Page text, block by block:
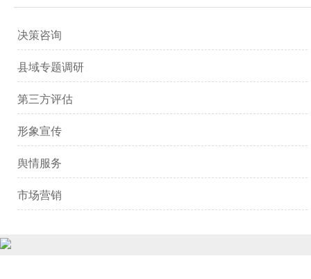
决策咨询
县域专题调研
第三方评估
形象宣传
舆情服务
市场营销